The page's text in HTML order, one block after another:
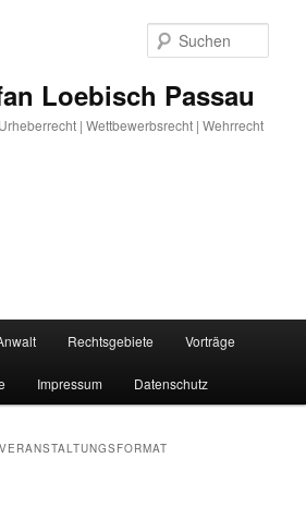
Loebisch Passau
| Wettbewerbsrecht | Wehrrecht
Rechtsgebiete Vorträge
Impressum Datenschutz
VERANSTALTUNGSFORMAT